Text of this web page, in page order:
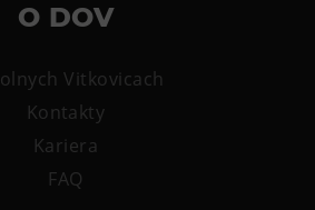
O DOV
Vitkovicach
Kontakty
Kariera
FAQ